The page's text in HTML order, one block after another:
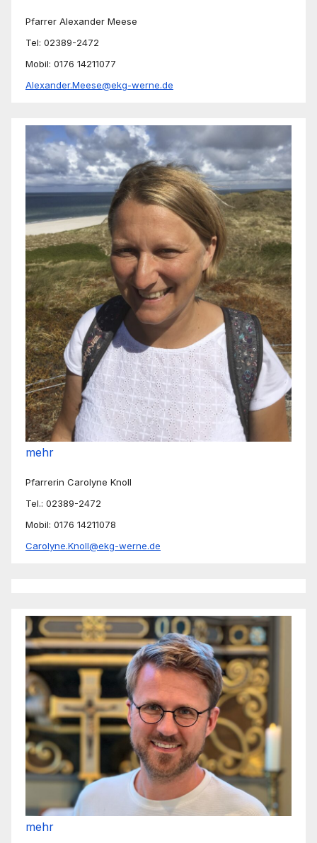
Pfarrer Alexander Meese
Tel: 02389-2472
Mobil: 0176 14211077
Alexander.Meese@ekg-werne.de
mehr
Pfarrerin Carolyne Knoll
Tel.: 02389-2472
Mobil: 0176 14211078
Carolyne.Knoll@ekg-werne.de
mehr